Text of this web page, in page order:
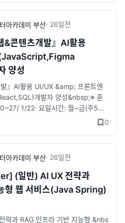
자인 실무 역량을 교육합니다.​​■ 전
카오채널채팅 : http://pf.kakao.c
로가기​
액 지원· ​훈련장려금 지급 : 월 최대
국취1유형-월 최대 60만원 (가족수
서비스 제공 (진로상담·자소서/이
업 취업 연계 등)· 훈련생 무료보험
과정안내· ​ 금융서비스를 이해하
상품 판매사이트 개발을 할 수 있는
기업 수요 및 직무분석에 기반한 실무
제해결형 프로젝트 진행· ​ 금융기관
육 및 현직 실무자로 강사진 구성·
으로 고급기능 구현· ​ 프로젝트 경진
상담안내 링크&gt;https://li
로가기​
아카데미 부산· 26일전
&콘텐츠개발』AI활용
양성
』AI활용 UI/UX &amp; 프론트엔
개발자 양성&nbsp;※ 훈
1/22· 요일시간: 월~금(주5일)
명&nbsp;&nbsp;&nbsp;※ 지원자
훈련비 전액 지원· ​훈련장려금 지급 :
진수당 : 국취1유형-월 최대 60만원
업지원 서비스 제공 (진로상담·자
·참여 기업 취업 연계 등)· 훈련생 무
과정안내- 다양한 스마트기기 플
콘텐츠서비스를 기획, 분석, 설계, 구
하는 능력을 함양할 수 있다.- 웹 및
0
아카데미 부산· 26일전
(일반) AI UX 전략과
형 웹 서비스(Java Spring)
략과 RAG 인프라 기반 지능형 &nbs